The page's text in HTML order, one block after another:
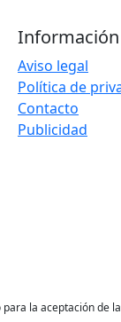
Información
Aviso legal
Política de
Contacto
Publicidad
la aceptación de